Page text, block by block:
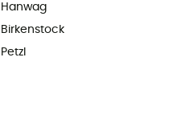
Hanwag
Birkenstock
Petzl